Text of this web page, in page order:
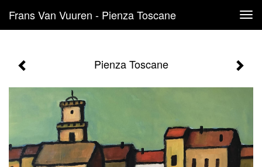
Frans Van Vuuren - Pienza Toscane
Pienza Toscane